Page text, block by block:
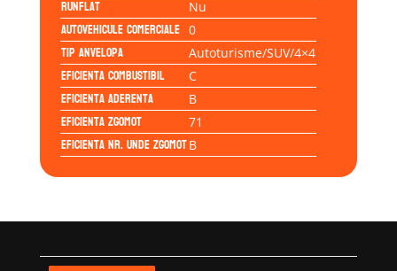
Runflat Nu
Autovehicule comerciale 0
Tip anvelopa Autoturisme/SUV/4×4
Eficienta Combustibil C
Eficienta Aderenta B
Eficienta Zgomot 71
Eficienta Nr. Unde ZgomotB